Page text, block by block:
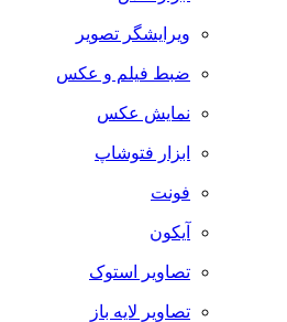
ویرایشگر تصویر
ضبط فيلم و عكس
نمایش عکس
ابزار فتوشاپ
فونت
آیکون
تصاویر استوک
تصاویر لایه باز